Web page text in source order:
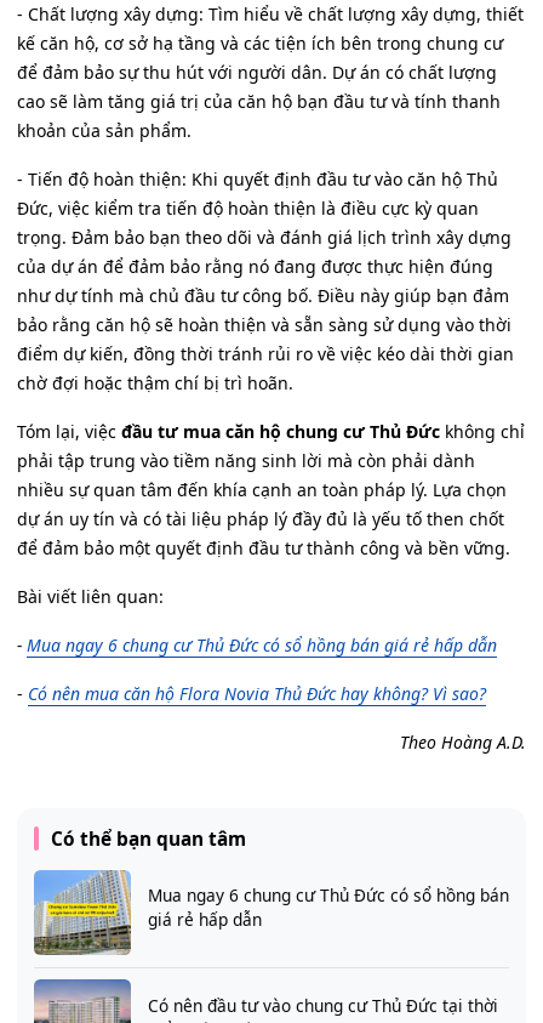
- Chất lượng xây dựng: Tìm hiểu về chất lượng xây dựng, thiết
kế căn hộ, cơ sở hạ tầng và các tiện ích bên trong chung cư
để đảm bảo sự thu hút với người dân. Dự án có chất lượng
cao sẽ làm tăng giá trị của căn hộ bạn đầu tư và tính thanh
khoản của sản phẩm.
- Tiến độ hoàn thiện: Khi quyết định đầu tư vào căn hộ Thủ
Đức, việc kiểm tra tiến độ hoàn thiện là điều cực kỳ quan
trọng. Đảm bảo bạn theo dõi và đánh giá lịch trình xây dựng
của dự án để đảm bảo rằng nó đang được thực hiện đúng
như dự tính mà chủ đầu tư công bố. Điều này giúp bạn đảm
bảo rằng căn hộ sẽ hoàn thiện và sẵn sàng sử dụng vào thời
điểm dự kiến, đồng thời tránh rủi ro về việc kéo dài thời gian
chờ đợi hoặc thậm chí bị trì hoãn.
Tóm lại, việc đầu tư mua căn hộ chung cư Thủ Đức không chỉ
phải tập trung vào tiềm năng sinh lời mà còn phải dành
nhiều sự quan tâm đến khía cạnh an toàn pháp lý. Lựa chọn
dự án uy tín và có tài liệu pháp lý đầy đủ là yếu tố then chốt
để đảm bảo một quyết định đầu tư thành công và bền vững.
Bài viết liên quan:
- Mua ngay 6 chung cư Thủ Đức có sổ hồng bán giá rẻ hấp dẫn
- Có nên mua căn hộ Flora Novia Thủ Đức hay không? Vì sao?
Theo Hoàng A.D.
Có thể bạn quan tâm
Mua ngay 6 chung cư Thủ Đức có sổ hồng bán
giá rẻ hấp dẫn
Có nên đầu tư vào chung cư Thủ Đức tại thời